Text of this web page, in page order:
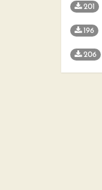
201
196
206